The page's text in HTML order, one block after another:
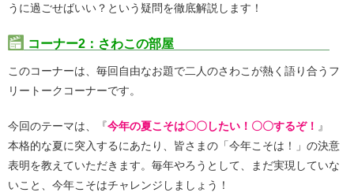
うに過ごせばいい？という疑問を徹底解説します！
コーナー2：さわこの部屋
このコーナーは、毎回自由なお題で二人のさわこが熱く語り合うフ
リートークコーナーです。
今回のテーマは、『今年の夏こそは〇〇したい！〇〇するぞ！ 』
本格的な夏に突入するにあたり、皆さまの「今年こそは！」の決意
表明を教えていただきます。毎年やろうとして、まだ実現していな
いこと、今年こそはチャレンジしましょう！